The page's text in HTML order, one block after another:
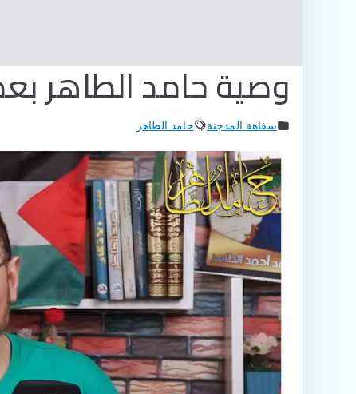
وصية حامد الطاهر
سفاهة المدجنة حامد الطاهر
مشغل
الفيديو